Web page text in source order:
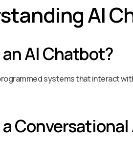
AI
AI Chatbot?
systems that interact